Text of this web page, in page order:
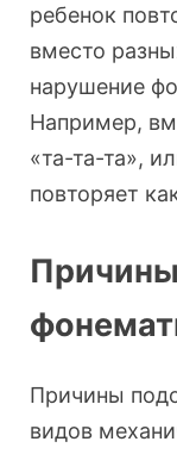
ребенок
вместо
нарушение
Например,
«та-та-та»,
повторяет
Причины
видов